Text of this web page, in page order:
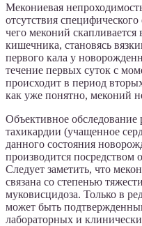
Мекониевая
отсутствия
чего меконий скапливается
кишечника, становясь
первого кала у
течение первых суток с
происходит в период
как уже понятно, меконий
Объективное обследование
тахикардии (учащенное
данного состояния
производится посредством
Следует заметить, что
связана со степенью
муковисцидоза. Только в
может быть
лабораторных и